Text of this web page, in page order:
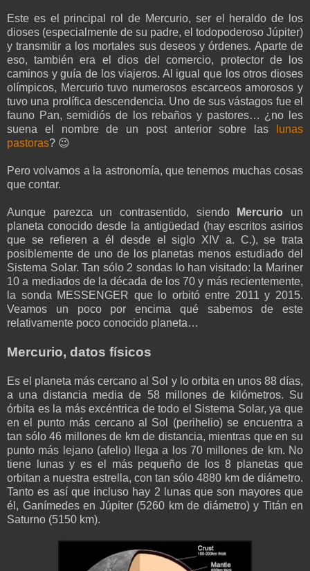
Este es el principal rol de Mercurio, ser el heraldo de los
dioses (especialmente de su padre, el todopoderoso Júpiter)
y transmitir a los mortales sus deseos y órdenes. Aparte de
eso, también era el dios del comercio, protector de los
caminos y guía de los viajeros. Al igual que los otros dioses
olímpicos, Mercurio tuvo numerosos escarceos amorosos y
tuvo una prolífica descendencia. Uno de sus vástagos fue el
fauno Pan, semidiós de los rebaños y pastores… ¿no les
suena el nombre de un post anterior sobre las
lunas
pastoras? 😉
Pero volvamos a la astronomía, que tenemos muchas cosas
que contar.
Aunque parezca un contrasentido, siendo Mercurio un
planeta conocido desde la antigüedad (hay escritos asirios
que se refieren a él desde el siglo XIV a. C.), se trata
posiblemente de uno de los planetas menos estudiado del
Sistema Solar. Tan sólo 2 sondas lo han visitado: la Mariner
10 a mediados de la década de los 70 y más recientemente,
la sonda MESSENGER que lo orbitó entre 2011 y 2015.
Veamos un poco por encima qué sabemos de este
relativamente poco conocido planeta…
Mercurio, datos físicos
Es el planeta más cercano al Sol y lo orbita en unos 88 días,
a una distancia media de 58 millones de kilómetros. Su
órbita es la más excéntrica de todo el Sistema Solar, ya que
en el punto más cercano al Sol (perihelio) se encuentra a
tan sólo 46 millones de km de distancia, mientras que en su
punto más lejano (afelio) llega a los 70 millones de km. No
tiene lunas y es el más pequeño de los 8 planetas que
orbitan a nuestra estrella, con tan sólo 4880 km de diámetro.
Tanto es así que incluso hay 2 lunas que son mayores que
él, Ganímedes en Júpiter (5260 km de diámetro) y Titán en
Saturno (5150 km).